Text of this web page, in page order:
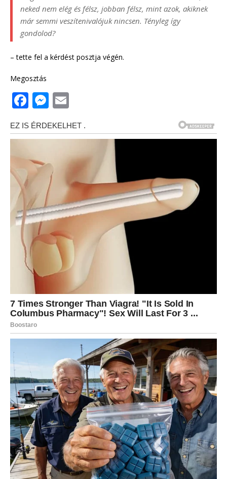
neked nem elég és félsz, jobban félsz, mint azok, akiknek
már semmi veszítenivalójuk nincsen. Tényleg így
gondolod?
– tette fel a kérdést posztja végén.
Megosztás
F
a
c
b
o
o
k
M
ss
n
g
e
r
ai